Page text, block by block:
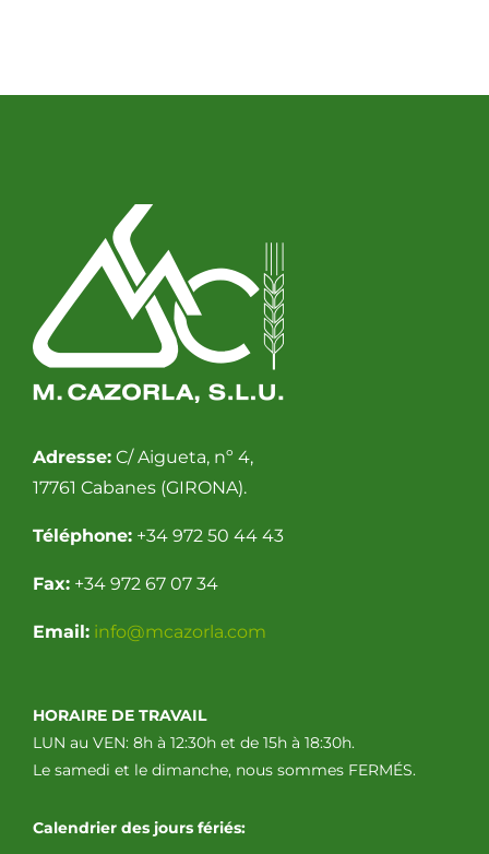
Adresse:C/ Aigueta, nº 4,
17761 Cabanes (GIRONA).
Téléphone:+34 972 50 44 43
Fax:+34 972 67 07 34
Email: info@mcazorla.com
HORAIRE DE TRAVAIL
LUN au VEN: 8h à 12:30h et de 15h à 18:30h.
Le samedi et le dimanche, nous sommes FERMÉS.
Calendrier des jours fériés: